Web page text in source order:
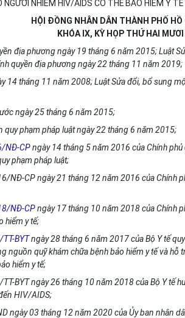
NGƯỜI NHIỄM HIV/AIDS CÓ THẺ BẢO HIỂM Y
HỘI ĐỒNG NHÂN DÂN THÀNH PHỐ HỒ
KHÓA IX, KỲ HỌP THỨ HAI
địa phương ngày 19 tháng 6 năm 2015; Luật
nh quyền địa phương ngày 22 tháng 11 năm 2019;
14 tháng 11 năm 2008; Luật Sửa đổi, bổsung
ngày 25 tháng 6 năm 2015;
quy phạm pháp luật ngày 22 tháng 6 năm 2015;
NĐ-CPngày 14 tháng 5 năm 2016 của Chính phủ
phạm pháp luật;
NĐ-CP ngày 21 tháng 12 năm 2016 của Chính
NĐ-CPngày 17 tháng 10 năm 2018 của Chính
hiểm y tế;
BYTngày 28 tháng 6 năm 2017 của Bộ Y tế
nguồn quỹ khám chữa bệnh bảo hiểm y tế và hỗ
hiểm y tế;
BYT ngày 26 tháng 10 năm 2018 của Bộ Y tế
HIV/AIDS;
ngày 03 tháng 12 năm 2020 của Ủy ban nhân